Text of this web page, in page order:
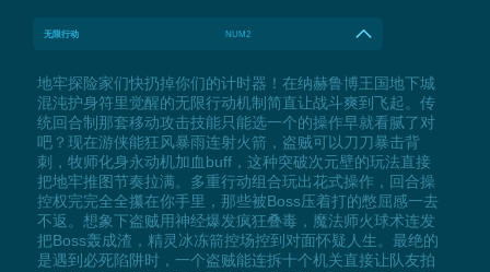
无限行动 NUM2
地牢探险家们快扔掉你们的计时器！在纳赫鲁博王国地下城
混沌护身符里觉醒的无限行动机制简直让战斗爽到飞起。传
统回合制那套移动攻击技能只能选一个的操作早就看腻了对
吧？现在游侠能狂风暴雨连射火箭，盗贼可以刀刀暴击背
刺，牧师化身永动机加血buff，这种突破次元壁的玩法直接
把地牢推图节奏拉满。多重行动组合玩出花式操作，回合操
控权完完全全攥在你手里，那些被Boss压着打的憋屈感一去
不返。想象下盗贼用神经爆发疯狂叠毒，魔法师火球术连发
把Boss轰成渣，精灵冰冻箭控场控到对面怀疑人生。最绝的
是遇到必死陷阱时，一个盗贼能连拆十个机关直接让队友拍